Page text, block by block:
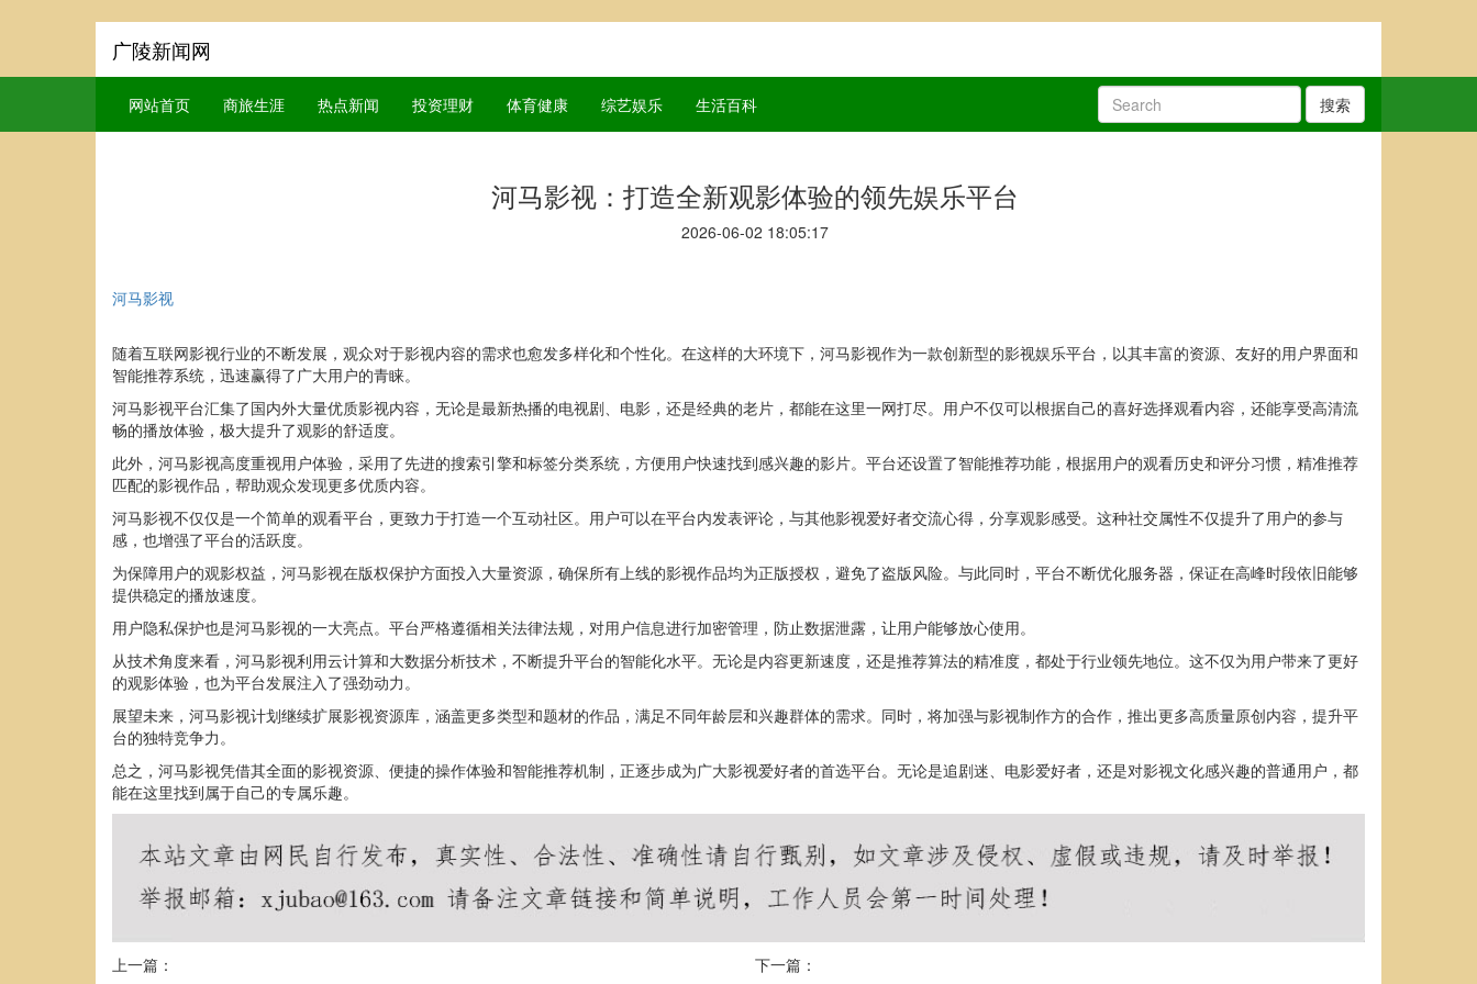
广陵新闻网
网站首页 商旅生涯 热点新闻 投资理财 体育健康 综艺娱乐 生活百科 搜索
河马影视：打造全新观影体验的领先娱乐平台
2026-06-02 18:05:17
河马影视
随着互联网影视行业的不断发展，观众对于影视内容的需求也愈发多样化和个性化。在这样的大环境下，河马影视作为一款创新型的影视娱乐平台，以其丰富的资源、友好的用户界面和
智能推荐系统，迅速赢得了广大用户的青睐。
河马影视平台汇集了国内外大量优质影视内容，无论是最新热播的电视剧、电影，还是经典的老片，都能在这里一网打尽。用户不仅可以根据自己的喜好选择观看内容，还能享受高清流
畅的播放体验，极大提升了观影的舒适度。
此外，河马影视高度重视用户体验，采用了先进的搜索引擎和标签分类系统，方便用户快速找到感兴趣的影片。平台还设置了智能推荐功能，根据用户的观看历史和评分习惯，精准推荐
匹配的影视作品，帮助观众发现更多优质内容。
河马影视不仅仅是一个简单的观看平台，更致力于打造一个互动社区。用户可以在平台内发表评论，与其他影视爱好者交流心得，分享观影感受。这种社交属性不仅提升了用户的参与
感，也增强了平台的活跃度。
为保障用户的观影权益，河马影视在版权保护方面投入大量资源，确保所有上线的影视作品均为正版授权，避免了盗版风险。与此同时，平台不断优化服务器，保证在高峰时段依旧能够
提供稳定的播放速度。
用户隐私保护也是河马影视的一大亮点。平台严格遵循相关法律法规，对用户信息进行加密管理，防止数据泄露，让用户能够放心使用。
从技术角度来看，河马影视利用云计算和大数据分析技术，不断提升平台的智能化水平。无论是内容更新速度，还是推荐算法的精准度，都处于行业领先地位。这不仅为用户带来了更好
的观影体验，也为平台发展注入了强劲动力。
展望未来，河马影视计划继续扩展影视资源库，涵盖更多类型和题材的作品，满足不同年龄层和兴趣群体的需求。同时，将加强与影视制作方的合作，推出更多高质量原创内容，提升平
台的独特竞争力。
总之，河马影视凭借其全面的影视资源、便捷的操作体验和智能推荐机制，正逐步成为广大影视爱好者的首选平台。无论是追剧迷、电影爱好者，还是对影视文化感兴趣的普通用户，都
能在这里找到属于自己的专属乐趣。
上一篇： 下一篇：